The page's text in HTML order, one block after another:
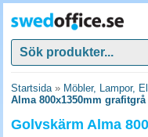
Startsida» Möbler, Lampor,
Alma 800x1350mm grafitgrå
Golvskärm Alma